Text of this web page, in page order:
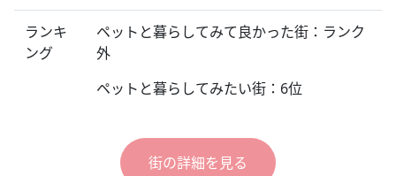
ランキ
ング
ペットと暮らしてみて良かった街：ランク
外
ペットと暮らしてみたい街：6位
街の詳細を見る